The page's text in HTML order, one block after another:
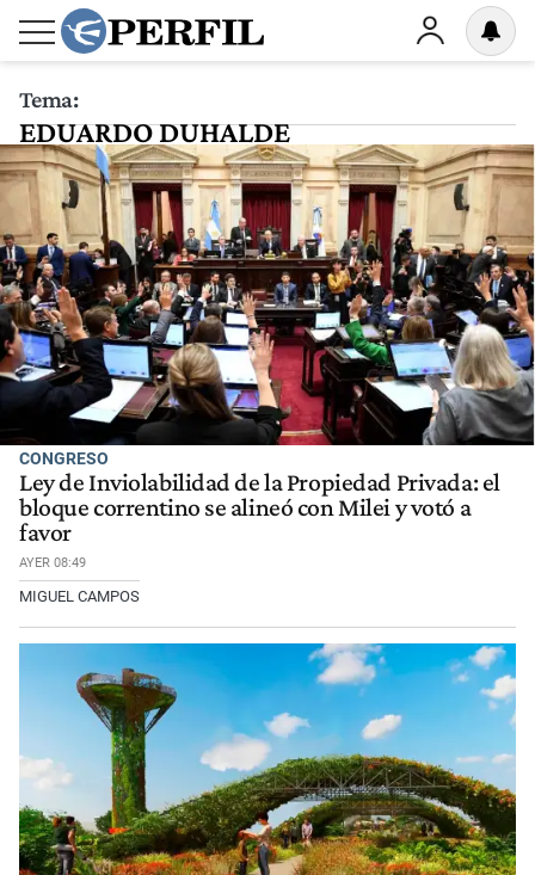
Tema:
EDUARDO DUHALDE
CONGRESO
Ley de Inviolabilidad de la Propiedad Privada: el
bloque correntino se alineó con Milei y votó a
favor
AYER 08:49
MIGUEL CAMPOS